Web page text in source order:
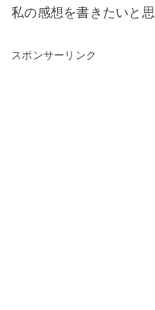
私の感想を書きたいと思
スポンサーリンク